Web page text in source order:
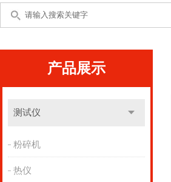
产品展示
测试仪
粉碎机
热仪